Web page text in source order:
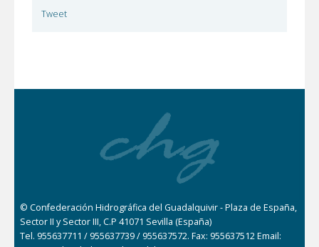
Tweet
© Confederación Hidrográfica del Guadalquivir - Plaza de España,
Sector II y Sector III, C.P 41071 Sevilla (España)
Tel. 955637711 / 955637739 / 955637572. Fax: 955637512 Email: